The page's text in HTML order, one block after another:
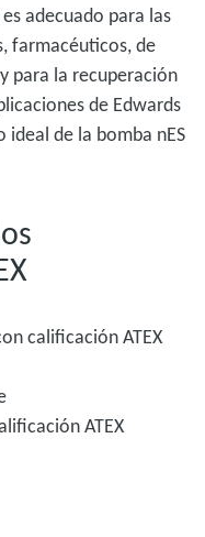
adecuado para las
farmacéuticos, de
para la recuperación
de Edwards
de la bomba nES
calificación ATEX
ATEX